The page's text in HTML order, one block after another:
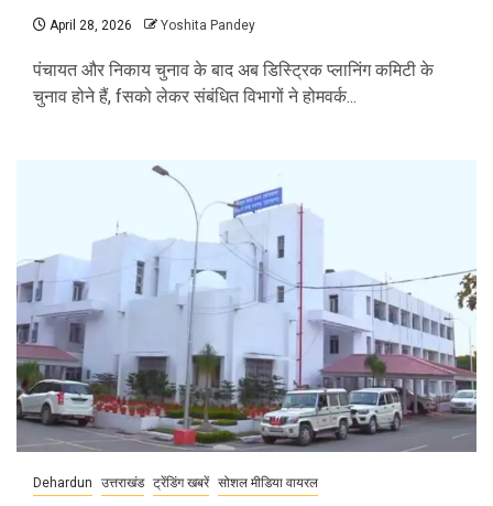
April 28, 2026 Yoshita Pandey
पंचायत और निकाय चुनाव के बाद अब डिस्ट्रिक प्लानिंग कमिटी के
चुनाव होने हैं, fसको लेकर संबंधित विभागों ने होमवर्क...
Dehardun उत्तराखंड ट्रेंडिंग खबरें सोशल मीडिया वायरल